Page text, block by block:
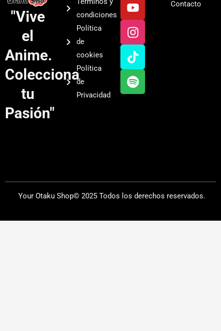
"Vive
el
Anime.
Colecciona
tu
Pasión"
condiciones
Política
de
cookies
Política
de
Privacidad
o
u
t
u
b
e
n
s
t
a
g
r
a
i
k
t
o
k
p
o
t
i
f
y
Contacto
Your Otaku Shop© 2025 Todos los derechos reservados.